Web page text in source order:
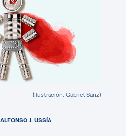
(Ilustración: Gabriel Sanz)
ALFONSO J. USSÍA